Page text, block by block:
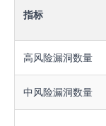
指标
高风险漏洞数量
中风险漏洞数量